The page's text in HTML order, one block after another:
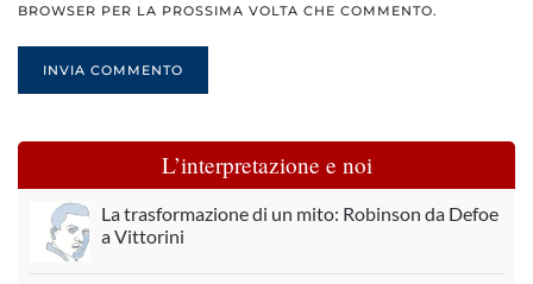
BROWSER PER LA PROSSIMA VOLTA CHE COMMENTO.
INVIA COMMENTO
L’interpretazione e noi
La trasformazione di un mito: Robinson da Defoe
a Vittorini